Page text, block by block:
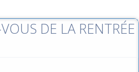
DE LA RENTRÉE